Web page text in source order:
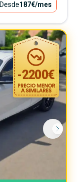
Desde187€/mes
-2200€